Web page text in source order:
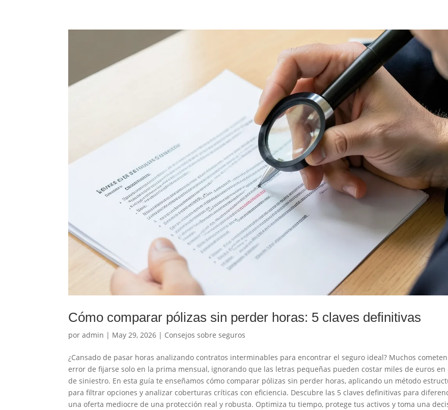
Cómo comparar pólizas sin perder horas: 5 claves definitivas
poradmin | May 29, 2026 | Consejos sobre seguros
¿Cansado de pasar horas analizando contratos interminables para encontrar el seguro ideal? Muchos
error de fijarse solo en la prima mensual, ignorando que las letras pequeñas pueden costar miles de euros en
de siniestro. En esta guía te enseñamos cómo comparar pólizas sin perder horas, aplicando un método
para filtrar opciones y analizar coberturas críticas con eficiencia. Descubre las 5 claves definitivas para
una oferta mediocre de una protección real y robusta. Optimiza tu tiempo, protege tus activos y toma una